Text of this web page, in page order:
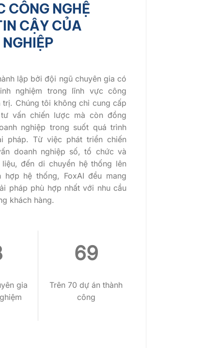
CÔNG NGHỆ
CẬY CỦA
lập bởi đội ngũ chuyên gia có
nghiệm trong lĩnh vực công
trị. Chúng tôi không chỉ cung cấp
vấn chiến lược mà còn đồng
nghiệp trong suốt quá trình
pháp. Từ việc phát triển chiến
doanh nghiệp số, tổ chức và
đến di chuyển hệ thống lên
hợp hệ thống, FoxAI đều mang
pháp phù hợp nhất với nhu cầu
khách hàng.
gia
70
Trên 70 dự án thành
công